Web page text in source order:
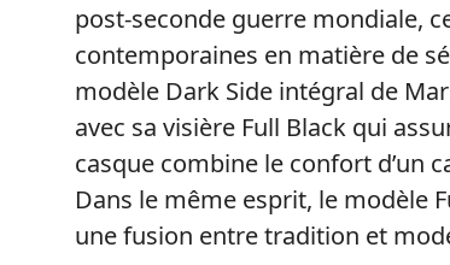
post-seconde guerre mondiale,
contemporaines en matière de
modèle Dark Side intégral de
avec sa visière Full Black qui
casque combine le confort d’un
Dans le même esprit, le modèle
une fusion entre tradition et